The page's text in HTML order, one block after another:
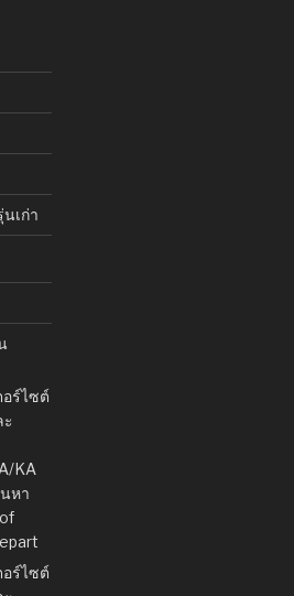
เก่า
อร์ไซต์
ะ
KA
หา
อร์ไซต์